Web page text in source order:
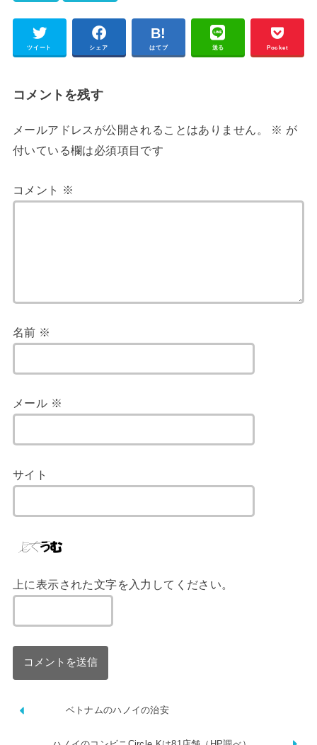
ツイート シェア はてブ 送る Pocket
コメントを残す
メールアドレスが公開されることはありません。 ※ が
付いている欄は必須項目です
コメント ※
名前 ※
メール ※
サイト
上に表示された文字を入力してください。
ベトナムのハノイの治安